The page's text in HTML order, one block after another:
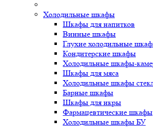
Холодильные шкафы
Шкафы для напитков
Винные шкафы
Глухие холодильные
Кондитерские шкафы
Холодильные шкафы-
Шкафы для мяса
Холодильные шкафы
Барные шкафы
Шкафы для икры
Фармацевтические шкафы
Холодильные шкафы БУ